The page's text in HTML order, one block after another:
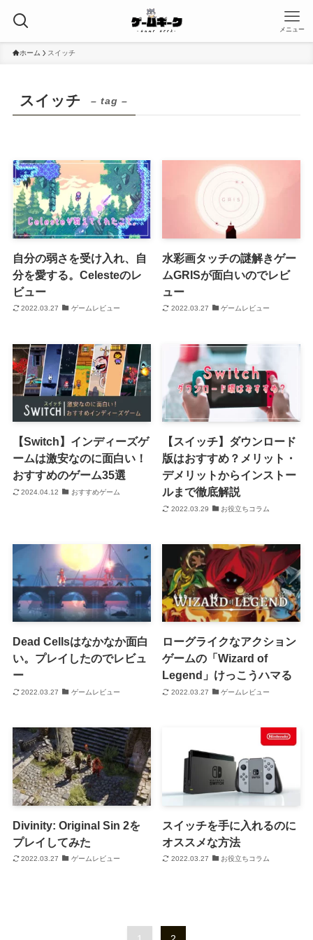
メニュー
ホーム スイッチ
スイッチ – tag –
自分の弱さを受け入れ、自
分を愛する。Celesteのレ
ビュー
2022.03.27 ゲームレビュー
水彩画タッチの謎解きゲー
ムGRISが面白いのでレビ
ュー
2022.03.27 ゲームレビュー
【Switch】インディーズゲ
ームは激安なのに面白い！
おすすめのゲーム35選
2024.04.12 おすすめゲーム
【スイッチ】ダウンロード
版はおすすめ？メリット・
デメリットからインストー
ルまで徹底解説
2022.03.29 お役立ちコラム
Dead Cellsはなかなか面白
い。プレイしたのでレビュ
ー
2022.03.27 ゲームレビュー
ローグライクなアクション
ゲームの「Wizard of
Legend」けっこうハマる
2022.03.27 ゲームレビュー
Divinity: Original Sin 2を
プレイしてみた
2022.03.27 ゲームレビュー
スイッチを手に入れるのに
オススメな方法
2022.03.27 お役立ちコラム